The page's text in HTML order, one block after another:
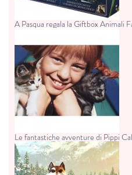
A Pasqua regala la Giftbox Animali
Le fantastiche avventure di Pippi